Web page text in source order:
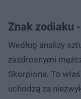
Znak zodiaku
Według analizy
zazdrosnymi
Skorpiona. To
uchodzą za